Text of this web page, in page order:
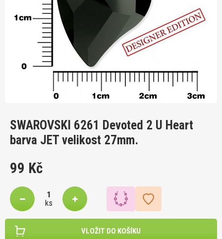
SWAROVSKI 6261 Devoted 2 U Heart
barva JET velikost 27mm.
99 Kč
ks
VLOŽIT DO KOŠÍKU